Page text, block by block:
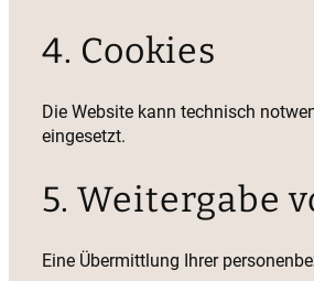
4. Cookies
Die Website kann technisch
eingesetzt.
5. Weitergabe
Eine Übermittlung Ihrer